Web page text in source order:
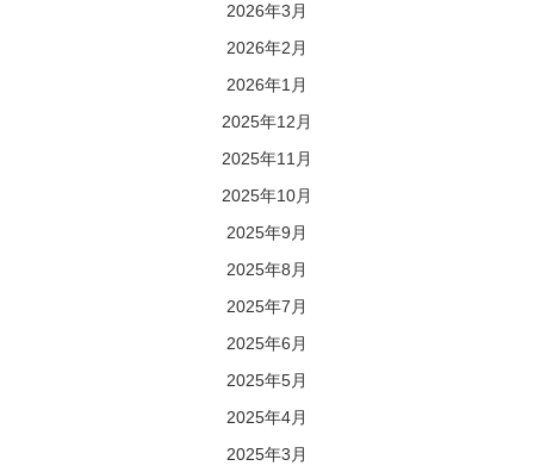
2026年3月
2026年2月
2026年1月
2025年12月
2025年11月
2025年10月
2025年9月
2025年8月
2025年7月
2025年6月
2025年5月
2025年4月
2025年3月